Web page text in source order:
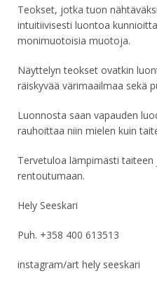
Teokset, jotka tuon
intuitiivisesti luontoa
monimuotoisia muotoja.
Näyttelyn teokset ovatkin
räiskyvää värimaailmaa sekä
Luonnosta saan vapauden
rauhoittaa niin mielen kuin
Tervetuloa lämpimästi taiteen
rentoutumaan.
Hely Seeskari
Puh. +358 400 613513
instagram/art hely seeskari